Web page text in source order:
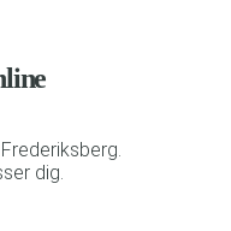
dig.